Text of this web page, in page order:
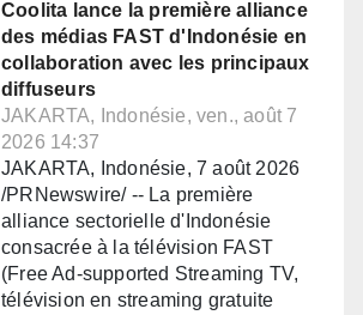
Coolita lance la première alliance
des médias FAST d'Indonésie en
collaboration avec les principaux
diffuseurs
JAKARTA, Indonésie, ven., août 7
2026 14:37
JAKARTA, Indonésie, 7 août 2026
/PRNewswire/ -- La première
alliance sectorielle d'Indonésie
consacrée à la télévision FAST
(Free Ad-supported Streaming TV,
télévision en streaming gratuite